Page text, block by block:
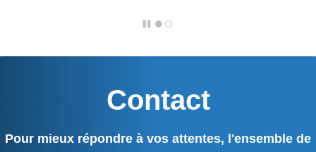
Contact
​Pour mieux répondre à vos attentes, l'ensemble de